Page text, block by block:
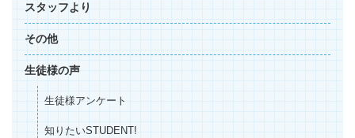
スタッフより
その他
生徒様の声
生徒様アンケート
知りたいSTUDENT!